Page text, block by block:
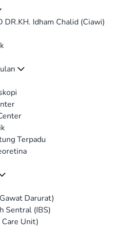
DR.KH. Idham Chalid (Ciawi)
Terpadu
Darurat)
Sentral (IBS)
Unit)